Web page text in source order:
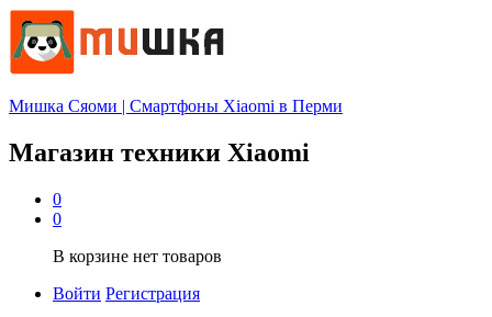
Мишка Сяоми | Смартфоны Xiaomi в Перми
Магазин техники Xiaomi
0
0
В корзине нет товаров
Войти Регистрация